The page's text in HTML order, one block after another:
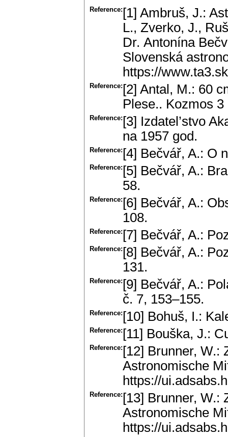
Reference: [1] Ambruš, J.:
L., Zverko, J.,
Dr. Antonína
Slovenská
https://
Reference: [2] Antal, M.: 60
Plese.. Kozmos
Reference: [3] Izdatel’stvo
na 1957 god.
Reference: [4] Bečvář, A.: O
Reference: [5] Bečvář, A.:
58.
Reference: [6] Bečvář, A.:
108.
Reference: [7] Bečvář, A.:
Reference: [8] Bečvář, A.:
131.
Reference: [9] Bečvář, A.:
č. 7, 153–155.
Reference: [10] Bohuš, I.:
Reference: [11] Bouška, J.:
Reference: [12] Brunner, W.:
Astronomische
https://
Reference: [13] Brunner, W.:
Astronomische
https://